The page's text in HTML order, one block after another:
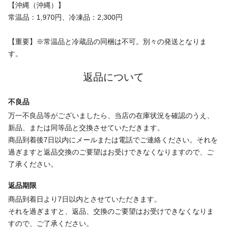
【沖縄（沖縄）】
常温品：1,970円、冷凍品：2,300円
【重要】※常温品と冷蔵品の同梱は不可。別々の発送となりま
す。
返品について
不良品
万一不良品等がございましたら、当店の在庫状況を確認のうえ、
新品、または同等品と交換させていただきます。
商品到着後7日以内にメールまたは電話でご連絡ください。それを
過ぎますと返品交換のご要望はお受けできなくなりますので、ご
了承ください。
返品期限
商品到着日より7日以内とさせていただきます。
それを過ぎますと、返品、交換のご要望はお受けできなくなりま
すので、ご了承ください。